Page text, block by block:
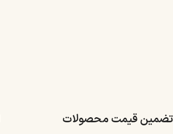
تضمین قیمت محصولات